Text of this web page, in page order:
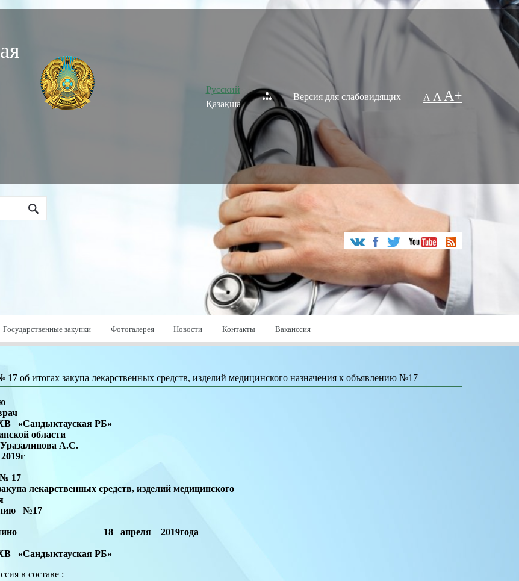
Русский
Қазақша
Версия для слабовидящих A A A+
Государственные закупки Фотогалерея Новости Контакты Ваканссия
17 об итогах закупа лекарственных средств, изделий медицинского назначения к объявлению №17
«Сандыктауская РБ»
области
Уразалинова А.С.
17
лекарственных средств, изделий медицинского
№17
18 апреля 2019года
«Сандыктауская РБ»
в составе :